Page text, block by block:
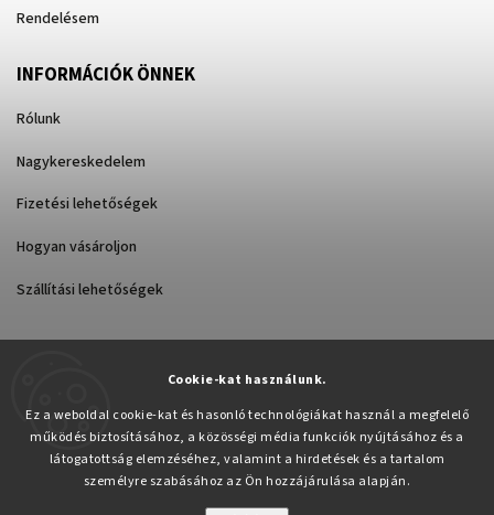
Cookie-kat használunk.
Ez a weboldal cookie-kat és hasonló technológiákat használ a megfelelő
működés biztosításához, a közösségi média funkciók nyújtásához és a
látogatottság elemzéséhez, valamint a hirdetések és a tartalom
személyre szabásához az Ön hozzájárulása alapján.
Rendelésem
INFORMÁCIÓK ÖNNEK
Rólunk
Nagykereskedelem
Fizetési lehetőségek
Hogyan vásároljon
Szállítási lehetőségek